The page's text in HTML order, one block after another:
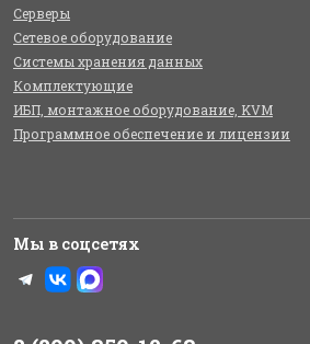
Серверы
Сетевое оборудование
Системы хранения данных
Комплектующие
ИБП, монтажное оборудование, KVM
Программное обеспечение и лицензии
Мы в соцсетях